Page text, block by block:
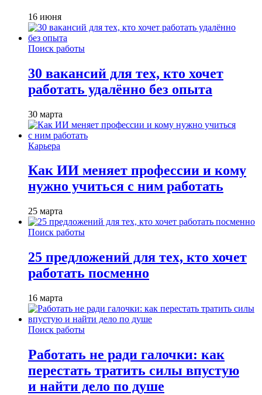
16 июня
Поиск работы
30 вакансий для тех, кто хочет
работать удалённо без опыта
30 марта
Карьера
Как ИИ меняет профессии и кому
нужно учиться с ним работать
25 марта
Поиск работы
25 предложений для тех, кто хочет
работать посменно
16 марта
Поиск работы
Работать не ради галочки: как
перестать тратить силы впустую
и найти дело по душе